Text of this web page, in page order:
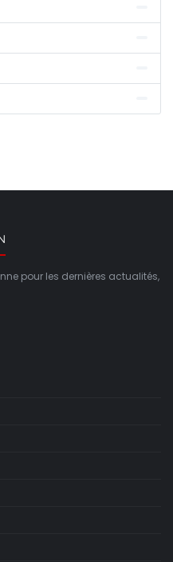
pour les dernières actualités,